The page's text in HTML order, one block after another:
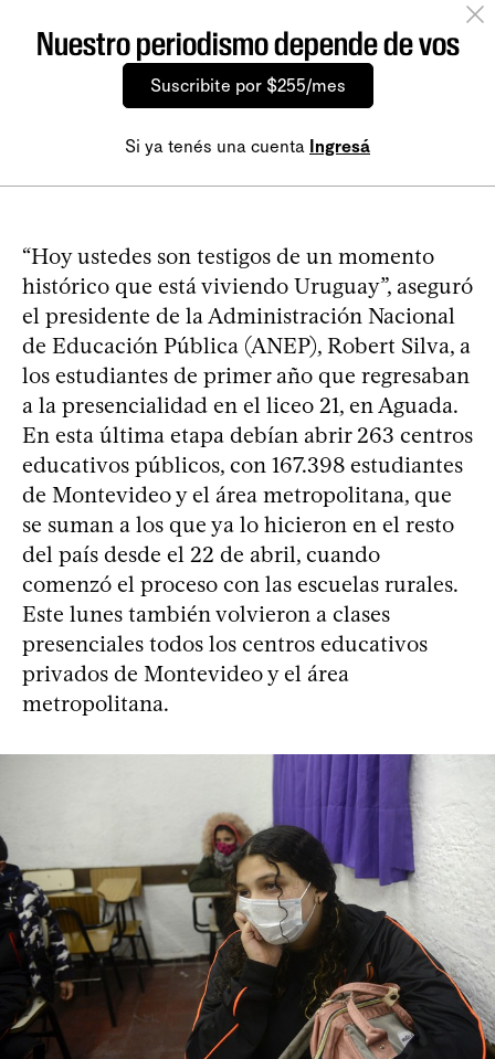
Nuestro periodismo depende de vos
Suscribite por $255/mes
Si ya tenés una cuenta Ingresá
“Hoy ustedes son testigos de un momento
histórico que está viviendo Uruguay”, aseguró
el presidente de la Administración Nacional
de Educación Pública (ANEP), Robert Silva, a
los estudiantes de primer año que regresaban
a la presencialidad en el liceo 21, en Aguada.
En esta última etapa debían abrir 263 centros
educativos públicos, con 167.398 estudiantes
de Montevideo y el área metropolitana, que
se suman a los que ya lo hicieron en el resto
del país desde el 22 de abril, cuando
comenzó el proceso con las escuelas rurales.
Este lunes también volvieron a clases
presenciales todos los centros educativos
privados de Montevideo y el área
metropolitana.